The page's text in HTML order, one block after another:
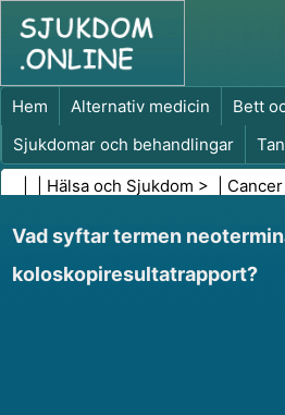
Hem Alternativ medicin Bett
Sjukdomar och behandlingar
Kost och näring
Familjehälsa
Hälsa och Sjukdom > | Cancer
Vad syftar termen
koloskopiresultatrapport?